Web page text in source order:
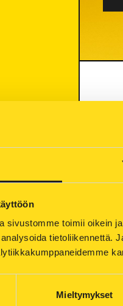
sivustomme toimii oikein
tietoliikennettä.
Mieltymykset